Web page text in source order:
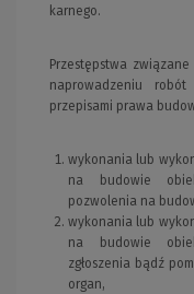
karnego.
Przestępstwa
naprowadzeniu
przepisami prawa
wykonania lub
na budowie
pozwolenia na
wykonania lub
na budowie
zgłoszenia bądź
organ,